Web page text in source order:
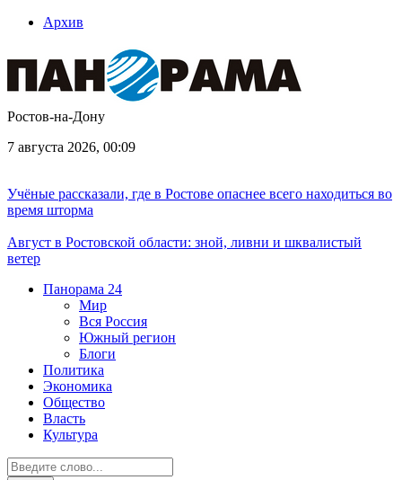
Архив
Ростов-на-Дону
7 августа 2026, 00:09
Учёные рассказали, где в Ростове опаснее всего находиться во
время шторма
Август в Ростовской области: зной, ливни и шквалистый
ветер
Панорама 24
Мир
Вся Россия
Южный регион
Блоги
Политика
Экономика
Общество
Власть
Культура